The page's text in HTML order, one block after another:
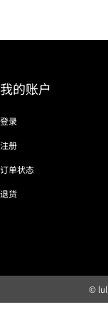
我的账户
登录
注册
订单状态
退货
©